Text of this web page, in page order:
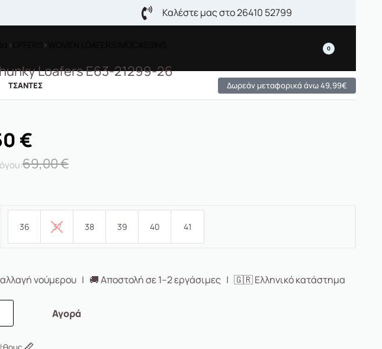
Καλέστε μας στο 26410 52799
0
ΤΣΑΝΤΕΣ Δωρεάν μεταφορικά άνω 49,99€
› ›
Loafers E63-21299-26
69,00€
€
36 37 38 39 40 41
νούμερου | 🚚 Αποστολή σε 1–2 εργάσιμες | 🇬🇷 Ελληνικό κατάστημα
Αγορά